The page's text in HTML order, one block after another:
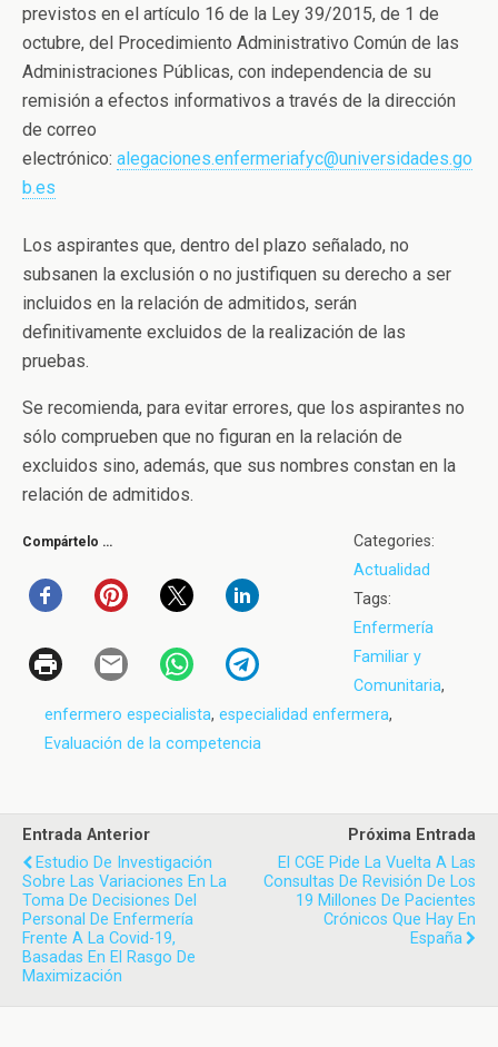
previstos en el artículo 16 de la Ley 39/2015, de 1 de
octubre, del Procedimiento Administrativo Común de las
Administraciones Públicas, con independencia de su
remisión a efectos informativos a través de la dirección
de correo
electrónico: alegaciones.enfermeriafyc@universidades.go
b.es
Los aspirantes que, dentro del plazo señalado, no
subsanen la exclusión o no justifiquen su derecho a ser
incluidos en la relación de admitidos, serán
definitivamente excluidos de la realización de las
pruebas.
Se recomienda, para evitar errores, que los aspirantes no
sólo comprueben que no figuran en la relación de
excluidos sino, además, que sus nombres constan en la
relación de admitidos.
Compártelo …
Categories:
Actualidad
Tags:
Enfermería
Familiar y
Comunitaria,
enfermero especialista, especialidad enfermera,
Evaluación de la competencia
Entrada Anterior
Estudio De Investigación
Sobre Las Variaciones En La
Toma De Decisiones Del
Personal De Enfermería
Frente A La Covid-19,
Basadas En El Rasgo De
Maximización
Próxima Entrada
El CGE Pide La Vuelta A Las
Consultas De Revisión De Los
19 Millones De Pacientes
Crónicos Que Hay En
España